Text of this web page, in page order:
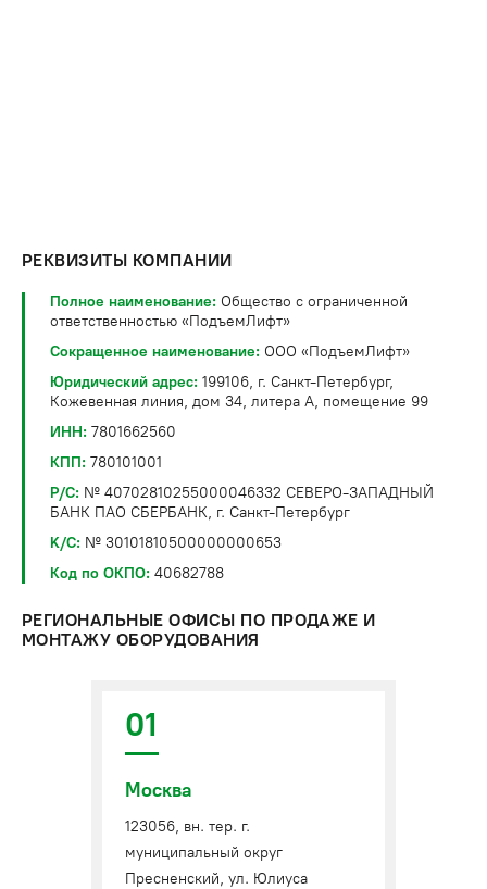
РЕКВИЗИТЫ КОМПАНИИ
Полное наименование: Общество с ограниченной
ответственностью «ПодъемЛифт»
Сокращенное наименование: ООО «ПодъемЛифт»
Юридический адрес: 199106, г. Санкт-Петербург,
Кожевенная линия, дом 34, литера А, помещение 99
ИНН: 7801662560
КПП: 780101001
P/C: № 40702810255000046332 СЕВЕРО-ЗАПАДНЫЙ
БАНК ПАО СБЕРБАНК, г. Санкт-Петербург
K/C: № 30101810500000000653
Код по ОКПО: 40682788
РЕГИОНАЛЬНЫЕ ОФИСЫ ПО ПРОДАЖЕ И
МОНТАЖУ ОБОРУДОВАНИЯ
01
Москва
123056, вн. тер. г.
муниципальный округ
Пресненский, ул. Юлиуса